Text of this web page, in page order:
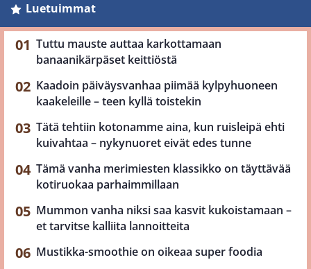
Luetuimmat
Tuttu mauste auttaa karkottamaan
banaanikärpäset keittiöstä
Kaadoin päiväysvanhaa piimää kylpyhuoneen
kaakeleille – teen kyllä toistekin
Tätä tehtiin kotonamme aina, kun ruisleipä ehti
kuivahtaa – nykynuoret eivät edes tunne
Tämä vanha merimiesten klassikko on täyttävää
kotiruokaa parhaimmillaan
Mummon vanha niksi saa kasvit kukoistamaan –
et tarvitse kalliita lannoitteita
Mustikka-smoothie on oikeaa super foodia